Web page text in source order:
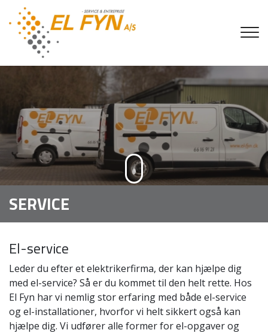
til
hovedindhold
SERVICE
El-service
Leder du efter et elektrikerfirma, der kan hjælpe dig
med el-service? Så er du kommet til den helt rette. Hos
El Fyn har vi nemlig stor erfaring med både el-service
og el-installationer, hvorfor vi helt sikkert også kan
hjælpe dig. Vi udfører alle former for el-opgaver og